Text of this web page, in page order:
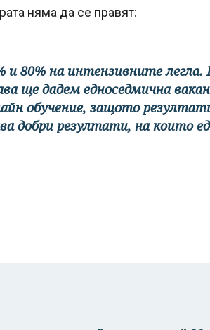
няма да се правят:
и 80% на интензивните легла.
ще дадем едноседмична
обучение, защото
добри резултати, на които